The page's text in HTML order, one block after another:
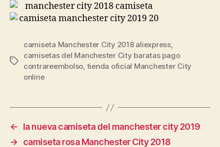
Etiquetas
camiseta Manchester City 2018 aliexpress,
camisetas del Manchester City baratas pago
contrareembolso, tienda oficial Manchester City
online
←
la nueva camiseta del manchester city 2019
→
camiseta rosa Manchester City 2018